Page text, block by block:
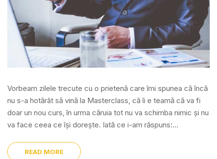
Vorbeam zilele trecute cu o prietenă care îmi spunea că încă
nu s-a hotărât să vină la Masterclass, că îi e teamă că va fi
doar un nou curs, în urma căruia tot nu va schimba nimic și nu
va face ceea ce își dorește. Iată ce i-am răspuns:...
READ MORE